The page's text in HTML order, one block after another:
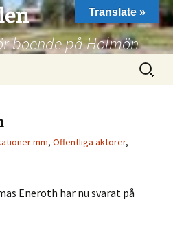
boende på Holmön
Sök
efter:
mm, Offentliga aktörer,
Eneroth har nu svarat på
Translate »